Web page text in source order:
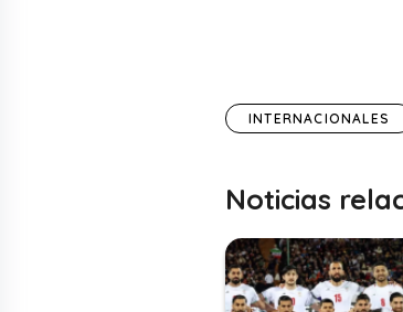
INTERNACIONALES
Noticias